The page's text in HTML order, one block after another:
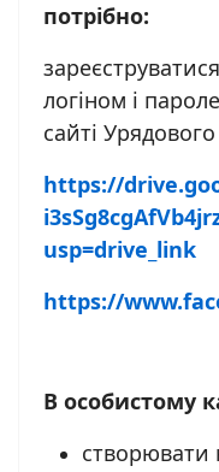
потрібно:
логіном і
сайті
https://
usp=drive_link
https://
В особистому
створювати